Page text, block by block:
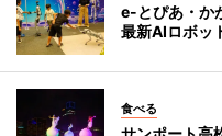
e-とぴあ・か
最新AIロボッ
食べる